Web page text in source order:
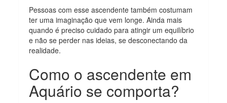
Pessoas com esse ascendente também costumam
ter uma imaginação que vem longe. Ainda mais
quando é preciso cuidado para atingir um equilíbrio
e não se perder nas ideias, se desconectando da
realidade.
Como o ascendente em
Aquário se comporta?